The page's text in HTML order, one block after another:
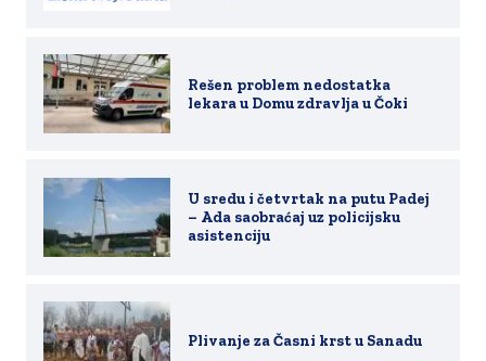
Rešen problem nedostatka
lekara u Domu zdravlja u Čoki
U sredu i četvrtak na putu Padej
– Ada saobraćaj uz policijsku
asistenciju
Plivanje za Časni krst u Sanadu